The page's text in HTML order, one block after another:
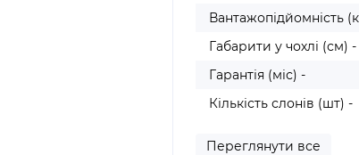
Вантажопідйомність
Габарити у чохлі (см) -
Гарантія (міс) -
Кількість слонів (шт) -
Переглянути все